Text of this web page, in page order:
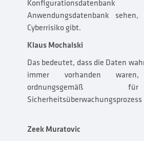
Anwendungsdatenbank
Cyberrisiko gibt.
Klaus Mochalski
Das bedeutet, dass die Daten
immer vorhanden
ordnungsgemäß
Zeek Muratovic